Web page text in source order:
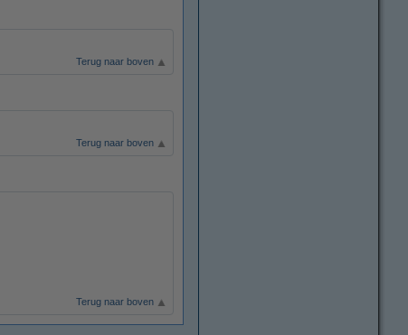
Terug naar boven
Terug naar boven
Terug naar boven